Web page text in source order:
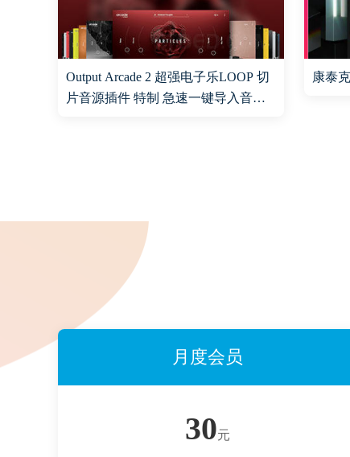
Output Arcade 2 超强电子乐LOOP 切
片音源插件 特制 急速一键导入音色
康泰
月度会员
30元